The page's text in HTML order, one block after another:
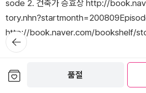
품절
때문이다. 그런 철학을 국기로 가진 나라
야에서 전인적 인간이 가장 부족하다는 것
이지만. 그림자 책을 보면서 인간의 필연
생각해보았다. 악은 매우 말하기 어렵지만
가 자신이 뭔가를 얻기 위해 다른 존재를
라고 생각한다. 인간은 스스로 양분을 얻
나쁘지 않았다고 생각되는 것 그리고 이
되는 것들을 뒤지고 헤집어서 무얼하겠는
프로이드가 싫었고 융은 어려웠다.유행
학이나 에릭슨의 발달과정 매슬로의 욕구
부터 내가 변하는 것만 하고 싶었다,그러
이었다,땅을 뒤집지 않고 그 위의 흙만 깨
가? 대표적인 호칭으로 마마보이라고 불
마 걸로 불리우는 사람들. 인간이 제대로
부모로부터의 심리적 영향으로부터 벗어
제대로 된 자아콤플렉스를 발달시킬 수
화에서 생성되기 시작한 아버지, 어머니
에서 그려내고 있어서 콤플렉스에 관심이
sode 2. 건축가 승효상 http://
http://book.naver.com/bookshelf/
=200810Episode 4. 클래식음악가 장
r.com/bookshelf/
5. 사진작가 배병우 http://
y.nhn?startmonth=200812Episode
공감 (
뒤로가
기